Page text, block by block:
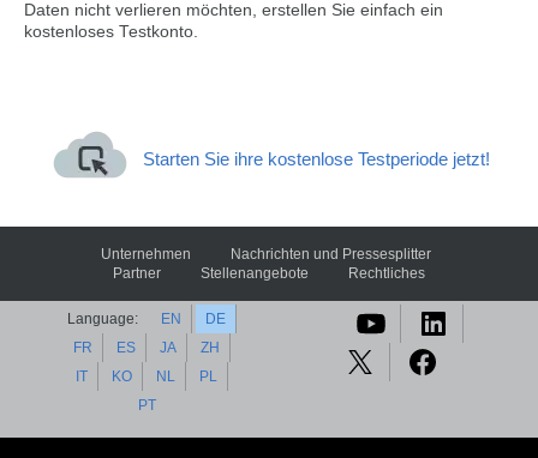
Daten nicht verlieren möchten, erstellen Sie einfach ein
kostenloses Testkonto.
Starten Sie ihre kostenlose Testperiode jetzt!
Unternehmen
Nachrichten und Pressesplitter
Partner
Stellenangebote Rechtliches
Language: EN
DE
FR
ES JA
ZH
IT
KO NL
PL
PT